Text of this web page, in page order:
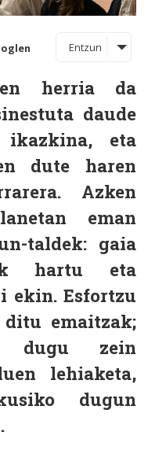
Entzun
herria da
daude
eta
dute haren
Azken
eman
taldek: gaia
hartu eta
ekin. Esfortzu
emaitzak;
dugu zein
lehiaketa,
dugun